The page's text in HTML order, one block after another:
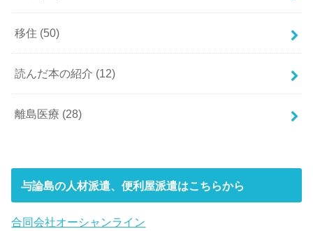
移住 (50)
読んだ本の紹介 (12)
離島医療 (28)
与論島の人材派遣、便利屋派遣はこちらから
合同会社オーシャンライン